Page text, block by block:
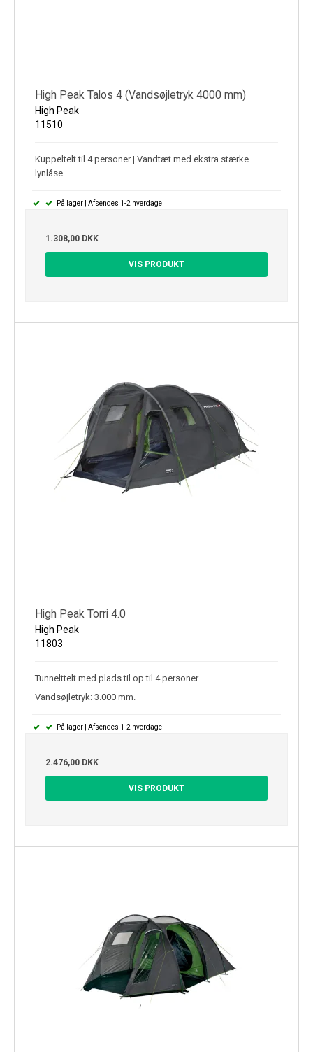
High Peak Talos 4 (Vandsøjletryk 4000 mm)
High Peak
11510
Kuppeltelt til 4 personer | Vandtæt med ekstra stærke
lynlåse
På lager | Afsendes 1-2 hverdage
1.308,00 DKK
VIS PRODUKT
High Peak Torri 4.0
High Peak
11803
Tunnelttelt med plads til op til 4 personer.
Vandsøjletryk: 3.000 mm.
På lager | Afsendes 1-2 hverdage
2.476,00 DKK
VIS PRODUKT